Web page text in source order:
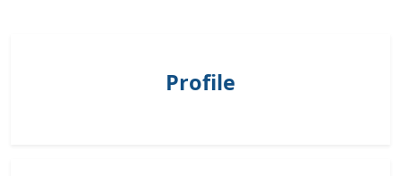
Profile